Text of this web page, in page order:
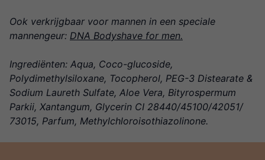
Ook verkrijgbaar voor mannen in een speciale
mannengeur: DNA Bodyshave for men.
Ingrediënten: Aqua, Coco-glucoside,
Polydimethylsiloxane, Tocopherol, PEG-3 Distearate &
Sodium Laureth Sulfate, Aloe Vera, Bityrospermum
Parkii, Xantangum, Glycerin CI 28440/45100/42051/
73015, Parfum, Methylchloroisothiazolinone.